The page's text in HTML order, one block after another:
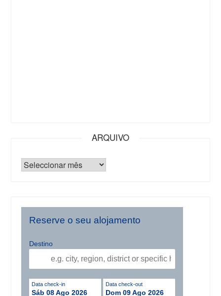
ARQUIVO
Reserve o seu alojamento
Destino
Data check-in
Sáb 08 Ago 2026
Data check-out
Dom 09 Ago 2026